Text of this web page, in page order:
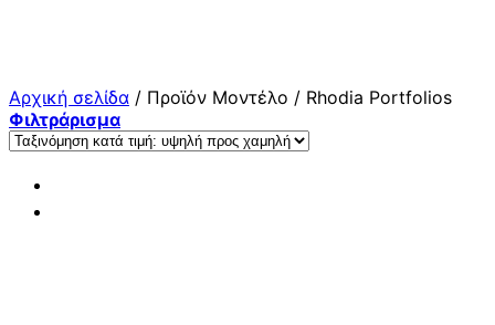
Αρχική σελίδα / Προϊόν Μοντέλο / Rhodia Portfolios
Φιλτράρισμα